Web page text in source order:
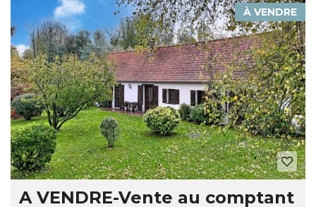
À VENDRE
A VENDRE-Vente au comptant